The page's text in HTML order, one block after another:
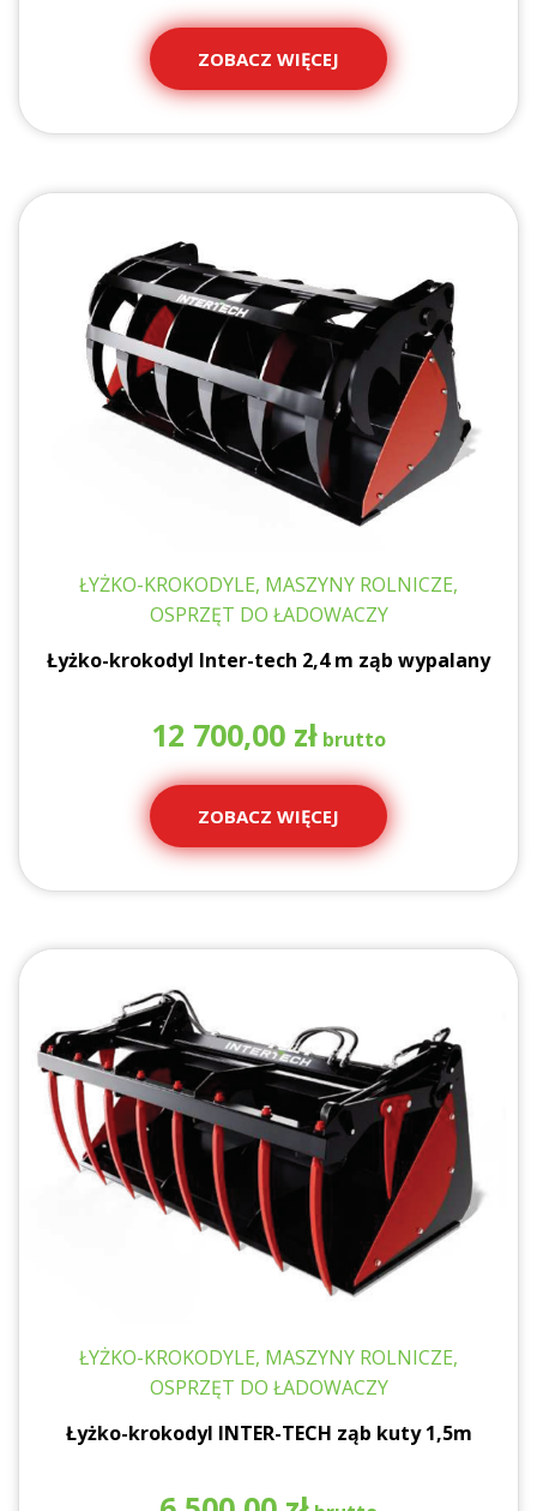
ZOBACZ WIĘCEJ
ŁYŻKO-KROKODYLE, MASZYNY ROLNICZE,
OSPRZĘT DO ŁADOWACZY
Łyżko-krokodyl Inter-tech 2,4 m ząb wypalany
12 700,00 zł
ZOBACZ WIĘCEJ
ŁYŻKO-KROKODYLE, MASZYNY ROLNICZE,
OSPRZĘT DO ŁADOWACZY
Łyżko-krokodyl INTER-TECH ząb kuty 1,5m